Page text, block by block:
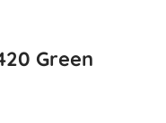
Green